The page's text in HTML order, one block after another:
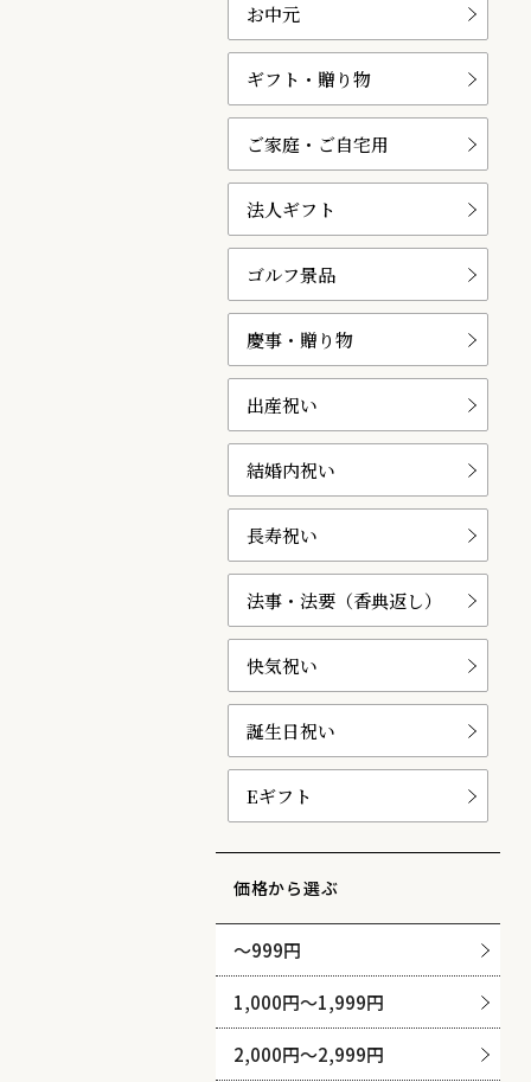
お中元
ギフト・贈り物
ご家庭・ご自宅用
法人ギフト
ゴルフ景品
慶事・贈り物
出産祝い
結婚内祝い
長寿祝い
法事・法要（香典返し）
快気祝い
誕生日祝い
Eギフト
価格から選ぶ
〜999円
1,000円〜1,999円
2,000円〜2,999円